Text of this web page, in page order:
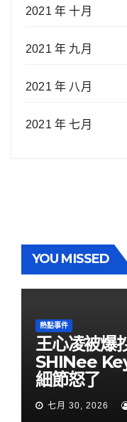
2021 年 十月
2021 年 九月
2021 年 八月
2021 年 七月
YOU MISSED
熱點事件
王心凌被爆
SHINee
細節怒了
七月 30, 2026